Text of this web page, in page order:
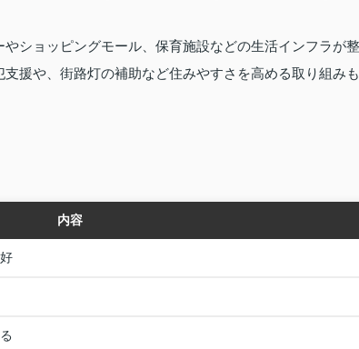
ショッピングモール、保育施設などの生活インフラが整
援や、街路灯の補助など住みやすさを高める取り組みも
内容